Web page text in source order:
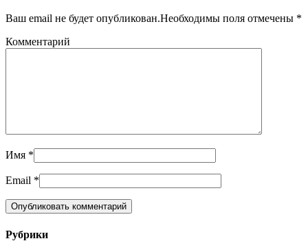
Ваш email не будет опубликован.Необходимы поля отмечены *
Комментарий
Имя *
Email *
Рубрики